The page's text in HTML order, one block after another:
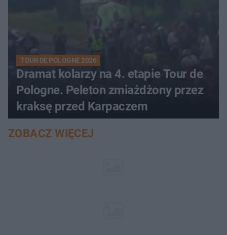
TOUR DE POLOGNE 2026
Dramat kolarzy na 4. etapie Tour de
Pologne. Peleton zmiażdżony przez
kraksę przed Karpaczem
ZOBACZ WIĘCEJ